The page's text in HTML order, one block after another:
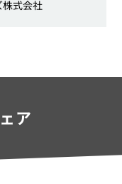
式会社
ア